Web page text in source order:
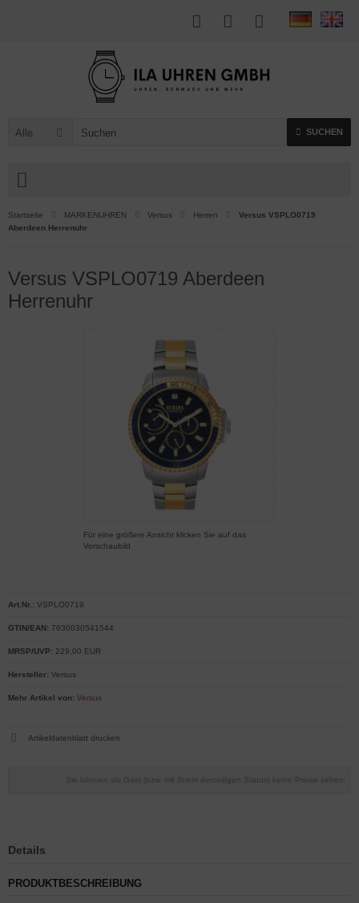
Alle SUCHEN
Startseite MARKENUHREN Versus Herren
Versus VSPLO0719
Aberdeen Herrenuhr
Versus VSPLO0719 Aberdeen
Herrenuhr
Für eine größere Ansicht klicken Sie auf das
Vorschaubild
Sie können als Gast (bzw. mit Ihrem derzeitigen Status) keine Preise sehen.
Art.Nr.: VSPLO0719
GTIN/EAN: 7630030541544
MRSP/UVP: 229,00 EUR
Hersteller: Versus
Mehr Artikel von: Versus
Artikeldatenblatt drucken
Details
PRODUKTBESCHREIBUNG